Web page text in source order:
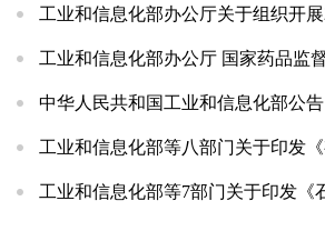
中华人民共和国工业和信息化部公告